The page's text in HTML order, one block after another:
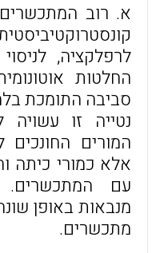
א. רוב
לרפלקציה,
החלטות
סביבה התומכת
נטייה זו
המורים החונכים
אלא כמורי כיתה
עם המתכשרים.
מנבאות באופן
מתכשרים.